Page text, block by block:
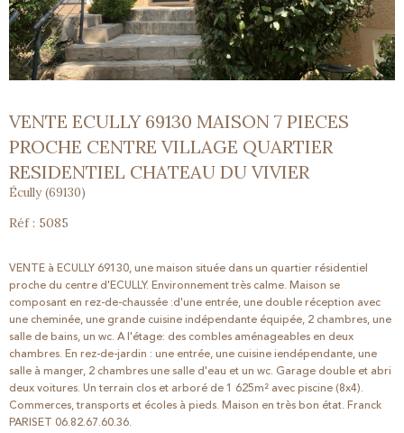
VENTE ECULLY 69130 MAISON 7 PIECES
PROCHE CENTRE VILLAGE QUARTIER
RESIDENTIEL CHATEAU DU VIVIER
Écully (69130)
Réf : 5085
VENTE à ECULLY 69130, une maison située dans un quartier résidentiel
proche du centre d'ECULLY. Environnement très calme. Maison se
composant en rez-de-chaussée :d'une entrée, une double réception avec
une cheminée, une grande cuisine indépendante équipée, 2 chambres, une
salle de bains, un wc. A l'étage: des combles aménageables en deux
chambres. En rez-de-jardin : une entrée, une cuisine iendépendante, une
salle à manger, 2 chambres une salle d'eau et un wc. Garage double et abri
deux voitures. Un terrain clos et arboré de 1 625m² avec piscine (8x4).
Commerces, transports et écoles à pieds. Maison en très bon état. Franck
PARISET 06.82.67.60.36.